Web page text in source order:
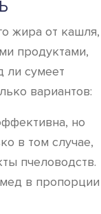
жира от кашля,
продуктами,
ли сумеет
вариантов:
но
в том случае,
пчеловодств.
в пропорции